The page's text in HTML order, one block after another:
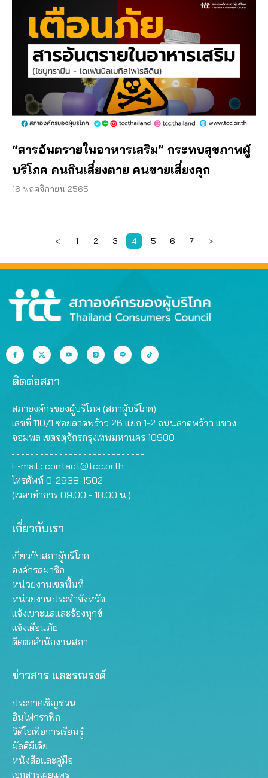
“สารอันตรายในอาหารเสริม” กระทบสุขภาพผู้
บริโภค คนกินเสี่ยงตาย คนขายเสี่ยงคุก
16 พฤศจิกายน 2565
< 1 2 3 4 5 6 7 >
ติดต่อสภา
สภาองค์กรของผู้บริโภค (สภาผู้บริโภค)
เลขที่ 110/1 ซอยลาดพร้าว 26 แยก 1-2 ถนนลาดพร้าว แขวง
จอมพล เขตจตุจักรกรุงเทพมหานคร 10900
E-mail : contact@tcc.or.th
โทรศัพท์ 0-2938-1502
(เวลาทำการ 09.00 - 18.00 น.)
เกี่ยวกับเรา
เกี่ยวกับสภาผู้บริโภค
องค์กรสมาชิก
หน่วยงานเขตพื้นที่
หน่วยงานประจำจังหวัด
แจ้งเบาะแสและร้องทุกข์
แจ้งเตือนภัย
ติดต่อสำนักงานสภา
ข่าวสาร และรณรงค์
ประกาศเชิญชวน
อินโฟกราฟิก
วิดีโอเพื่อการเรียนรู้
มัลติมีเดีย
หนังสือและคู่มือ
เอกสารเผยแพร่